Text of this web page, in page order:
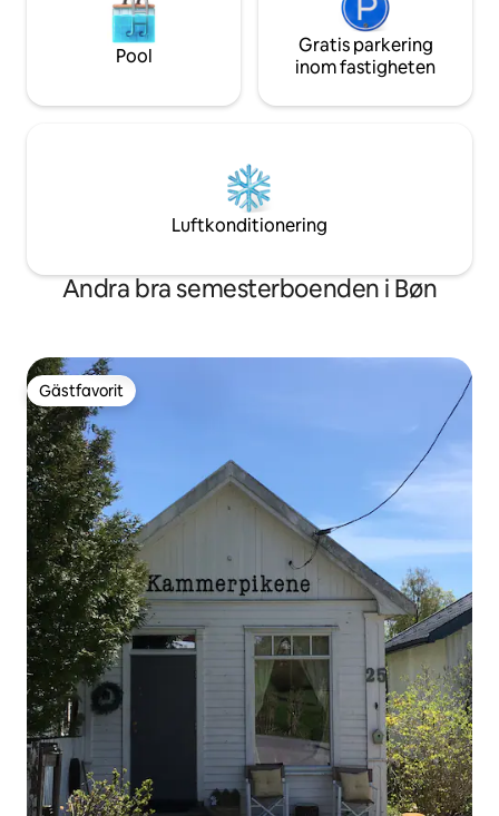
Pool
Gratis parkering
inom fastigheten
Luftkonditionering
Andra bra semesterboenden i Bøn
Gästfavorit
Gästfavorit